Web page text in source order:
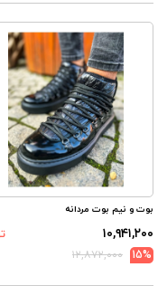
بوت و نیم بوت مردانه
۱۰,۹۴۱,۲۰۰
15%
۱۲,۸۷۲,۰۰۰